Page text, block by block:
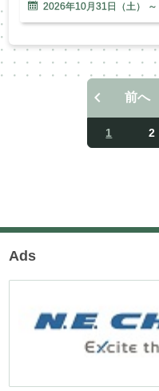
2026年10月 31日（土） ～
前へ
1 2
Ads